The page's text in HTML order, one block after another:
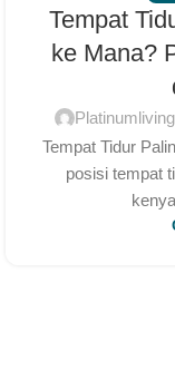
Tempat
ke Mana?
Tempat Tidur
posisi tempat